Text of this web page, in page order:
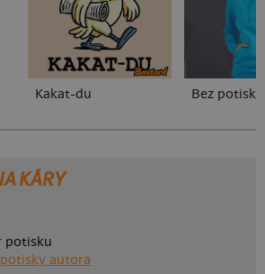
Kakat-du Bez potisku
KÁRY
potisku
autora